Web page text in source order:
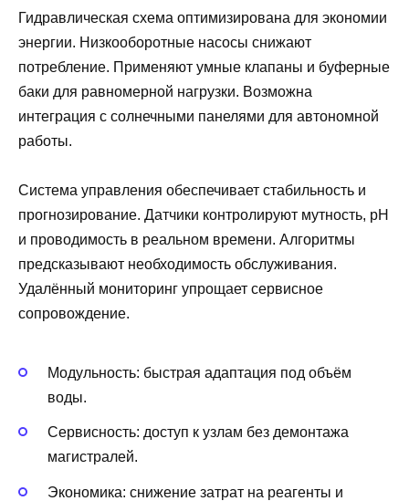
Гидравлическая схема оптимизирована для экономии
энергии. Низкооборотные насосы снижают
потребление. Применяют умные клапаны и буферные
баки для равномерной нагрузки. Возможна
интеграция с солнечными панелями для автономной
работы.
Система управления обеспечивает стабильность и
прогнозирование. Датчики контролируют мутность, рН
и проводимость в реальном времени. Алгоритмы
предсказывают необходимость обслуживания.
Удалённый мониторинг упрощает сервисное
сопровождение.
Модульность: быстрая адаптация под объём
воды.
Сервисность: доступ к узлам без демонтажа
магистралей.
Экономика: снижение затрат на реагенты и